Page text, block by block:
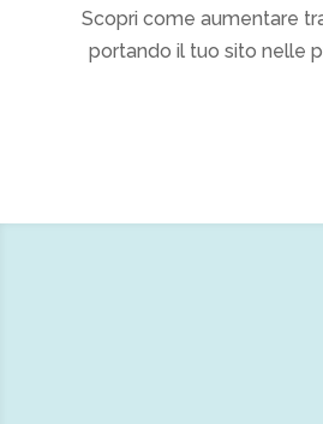
Scopri come aumentare
portando il tuo sito nelle